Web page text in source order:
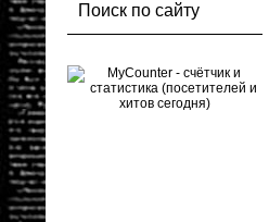
Поиск по сайту